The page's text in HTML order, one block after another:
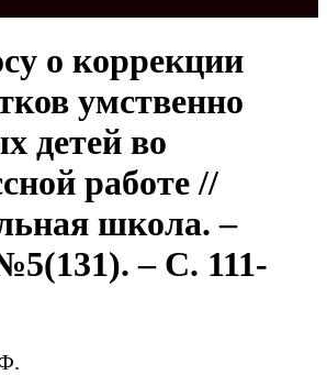
о коррекции
умственно
детей во
работе //
школа. –
– С. 111-